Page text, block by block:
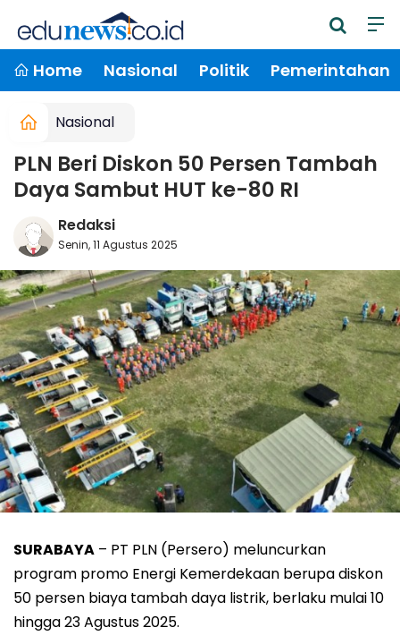
Home Nasional Politik Pemerintahan
Nasional
PLN Beri Diskon 50 Persen Tambah
Daya Sambut HUT ke-80 RI
Redaksi
Senin, 11 Agustus 2025
SURABAYA – PT PLN (Persero) meluncurkan
program promo Energi Kemerdekaan berupa diskon
50 persen biaya tambah daya listrik, berlaku mulai 10
hingga 23 Agustus 2025.